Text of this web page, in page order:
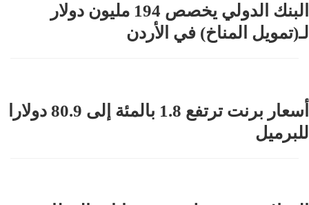
البنك الدولي يخصص 194 مليون دولار
لـ(تمويل المناخ) في الأردن
أسعار برنت ترتفع 1.8 بالمئة إلى 80.9 دولارا
للبرميل